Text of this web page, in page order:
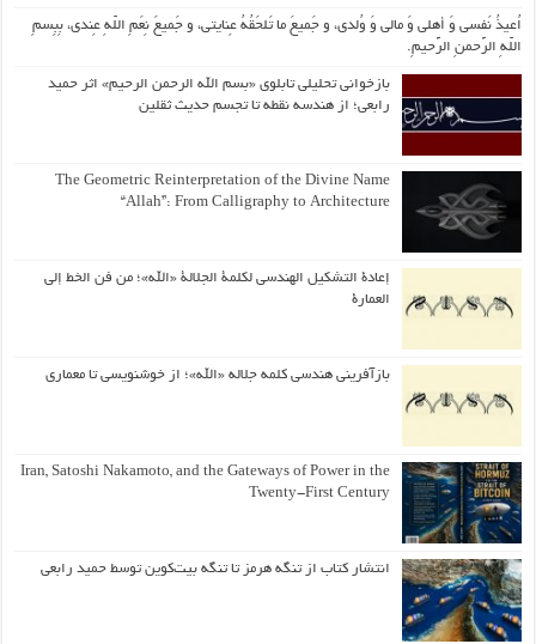
اُعیذُ نَفسی وَ أهلی وَ مالی وَ وُلدی، و جَمیعَ ما تَلحَقُهُ عِنایتی، و جَمیعَ نِعَمِ اللّهِ عِندی، بِبِسمِ
اللّهِ الرَّحمنِ الرَّحیمِ.
بازخوانی تحلیلی تابلوی «بسم الله الرحمن الرحیم» اثر حمید
رابعی؛ از هندسه نقطه تا تجسم حدیث ثقلین
The Geometric Reinterpretation of the Divine Name
“Allah”: From Calligraphy to Architecture
إعادة التشكيل الهندسي لكلمة الجلالة «الله»؛ من فن الخط إلى
العمارة
بازآفرینی هندسی کلمه جلاله «الله»؛ از خوشنویسی تا معماری
Iran, Satoshi Nakamoto, and the Gateways of Power in the
Twenty-First Century
انتشار کتاب از تنگه هرمز تا تنگه بیت‌کوین توسط حمید رابعی